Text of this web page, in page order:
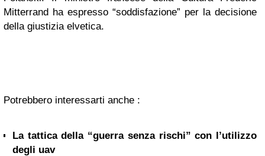
Mitterrand ha espresso “soddisfazione” per la decisione
della giustizia elvetica.
Potrebbero interessarti anche :
La tattica della “guerra senza rischi” con l’utilizzo
degli uav